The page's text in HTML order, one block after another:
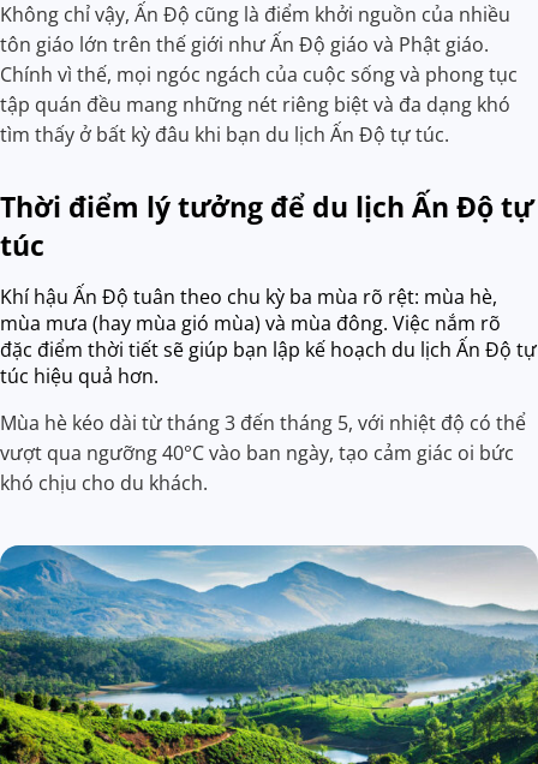
Không chỉ vậy, Ấn Độ cũng là điểm khởi nguồn của nhiều
tôn giáo lớn trên thế giới như Ấn Độ giáo và Phật giáo.
Chính vì thế, mọi ngóc ngách của cuộc sống và phong tục
tập quán đều mang những nét riêng biệt và đa dạng khó
tìm thấy ở bất kỳ đâu khi bạn du lịch Ấn Độ tự túc.
Thời điểm lý tưởng để du lịch Ấn Độ tự
túc
Khí hậu Ấn Độ tuân theo chu kỳ ba mùa rõ rệt: mùa hè,
mùa mưa (hay mùa gió mùa) và mùa đông. Việc nắm rõ
đặc điểm thời tiết sẽ giúp bạn lập kế hoạch du lịch Ấn Độ tự
túc hiệu quả hơn.
Mùa hè kéo dài từ tháng 3 đến tháng 5, với nhiệt độ có thể
vượt qua ngưỡng 40°C vào ban ngày, tạo cảm giác oi bức
khó chịu cho du khách.